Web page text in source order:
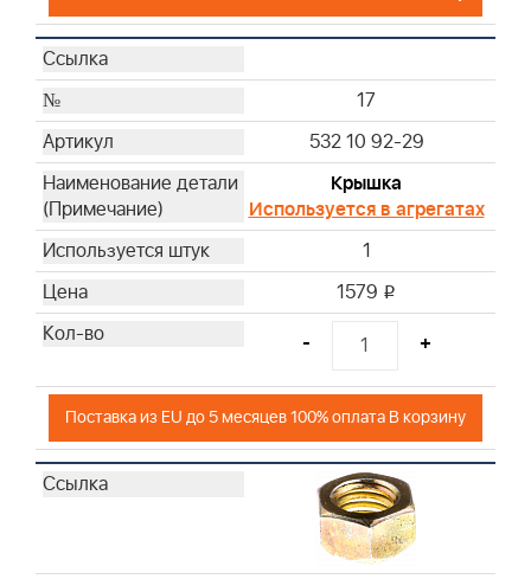
17
532 10 92-29
Крышка
Используется в агрегатах
1
1579 i
- +
Поставка из EU до 5 месяцев 100% оплата В корзину